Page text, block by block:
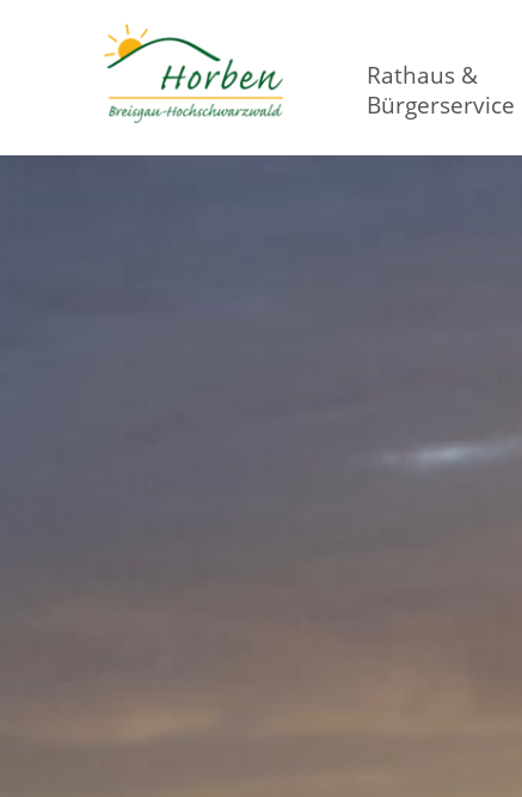
Rathaus &
Bürgerservice